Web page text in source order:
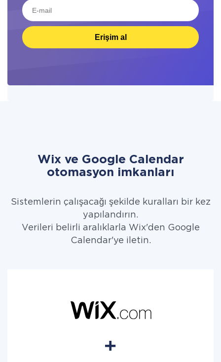
Erişim al
Wix ve Google Calendar
otomasyon imkanları
Sistemlerin çalışacağı şekilde kuralları bir kez
yapılandırın.
Verileri belirli aralıklarla Wix'den Google
Calendar'ye iletin.